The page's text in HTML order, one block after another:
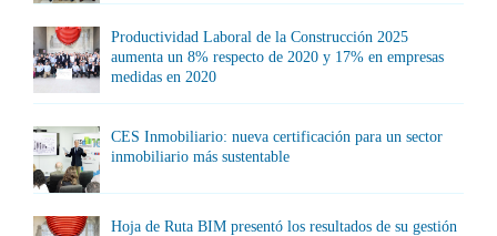
Productividad Laboral de la Construcción 2025
aumenta un 8% respecto de 2020 y 17% en empresas
medidas en 2020
CES Inmobiliario: nueva certificación para un sector
inmobiliario más sustentable
Hoja de Ruta BIM presentó los resultados de su gestión